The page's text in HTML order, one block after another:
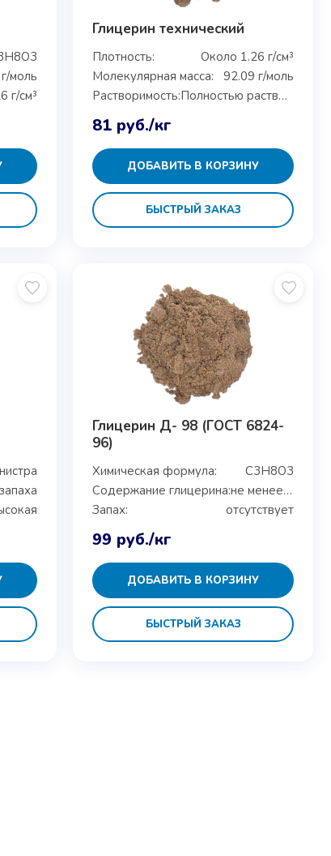
моль
г/см³
Глицерин технический
Плотность:
Около 1.26 г/см³
Молекулярная масса:
92.09 г/моль
Растворимость:
Полностью растворим в воде и этаноле
81 руб./кг
ДОБАВИТЬ В КОРЗИНУ
БЫСТРЫЙ ЗАКАЗ
Глицерин Д- 98 (ГОСТ 6824-
96)
Химическая формула:
C3H8O3
Содержание глицерина:
не менее 98%
Запах:
отсутствует
99 руб./кг
ДОБАВИТЬ В КОРЗИНУ
БЫСТРЫЙ ЗАКАЗ